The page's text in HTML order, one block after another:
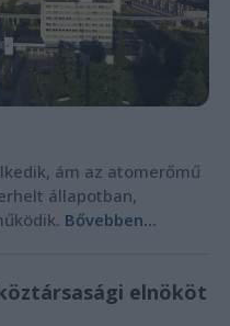
ám az atomerőmű
állapotban,
Bővebben...
elnököt